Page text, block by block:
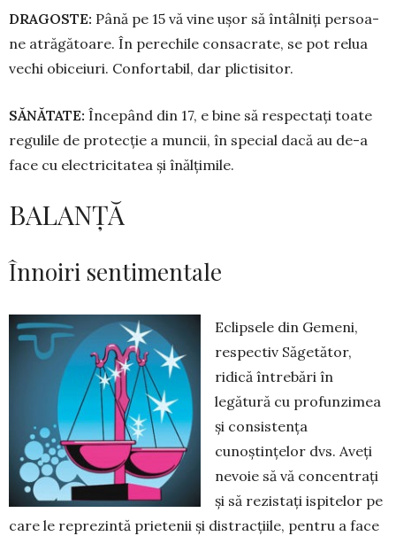
DRAGOSTE: Până pe 15 vă vine ușor să întâlniți per­soa­
ne atrăgătoare. În perechile con­sa­crate, se pot relua
vechi obiceiuri. Confortabil, dar plictisitor.
SĂNĂTATE: Începând din 17, e bine să respectați toate
regulile de protecție a muncii, în special dacă au de-a
face cu elec­tricitatea și înălțimile.
BALANȚĂ
Înnoiri sentimentale
Eclipsele din Gemeni,
res­pec­tiv Săgetător,
ridică în­trebări în
legătură cu profunzimea
și consistența
cunoștințelor dvs. Aveți
nevoie să vă concentrați
și să rezistați ispitelor pe
care le reprezintă prietenii și distracțiile, pentru a face